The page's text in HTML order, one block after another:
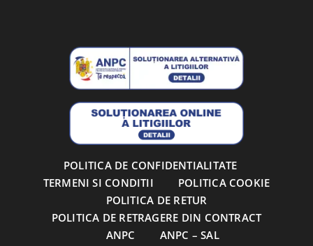
POLITICA DE CONFIDENTIALITATE
TERMENI SI CONDITII
POLITICA COOKIE
POLITICA DE RETUR
POLITICA DE RETRAGERE DIN CONTRACT
ANPC
ANPC – SAL